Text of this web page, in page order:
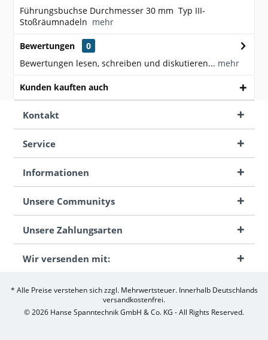
Führungsbuchse Durchmesser 30 mm Typ III-
Stoßräumnadeln mehr
Bewertungen
0
Bewertungen lesen, schreiben und diskutieren... mehr
Kunden kauften auch
Kontakt
Service
Informationen
Unsere Communitys
Unsere Zahlungsarten
Wir versenden mit:
* Alle Preise verstehen sich zzgl. Mehrwertsteuer. Innerhalb Deutschlands
versandkostenfrei.
© 2026 Hanse Spanntechnik GmbH & Co. KG - All Rights Reserved.